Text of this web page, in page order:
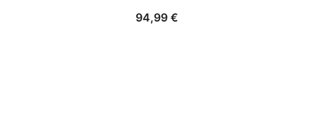
94,99 €